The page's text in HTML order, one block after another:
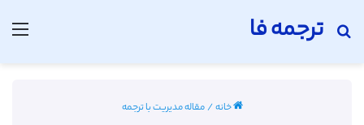
ترجمه فا
جستجو برای
خانه/مقاله مدیریت با ترجمه